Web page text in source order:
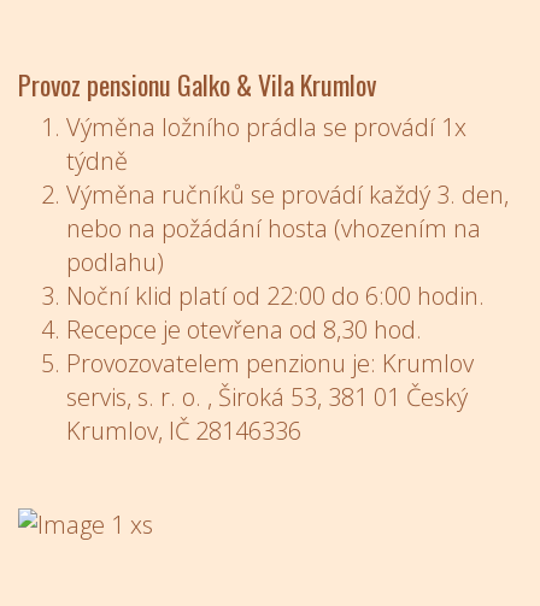
Provoz pensionu Galko & Vila Krumlov
Výměna ložního prádla se provádí 1x
týdně
Výměna ručníků se provádí každý 3. den,
nebo na požádání hosta (vhozením na
podlahu)
Noční klid platí od 22:00 do 6:00 hodin.
Recepce je otevřena od 8,30 hod.
Provozovatelem penzionu je: Krumlov
servis, s. r. o. , Široká 53, 381 01 Český
Krumlov, IČ 28146336